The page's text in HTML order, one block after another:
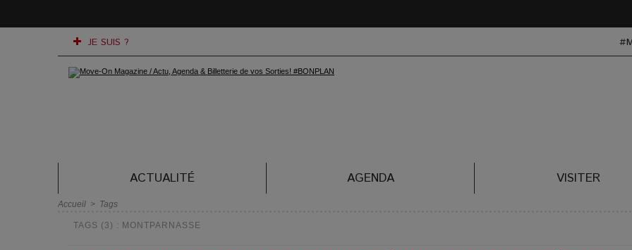
JE SUIS ?
ACTUALITÉ AGENDA VISITER
Accueil > Tags
TAGS (3) : MONTPARNASSE